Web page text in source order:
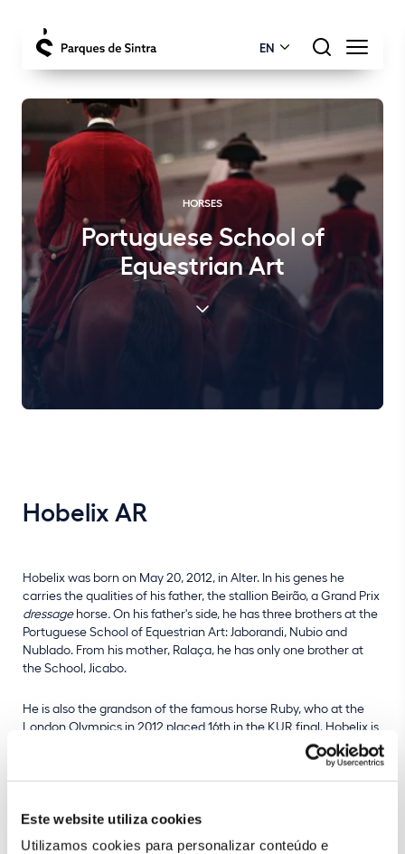
Este website utiliza cookies
Utilizamos cookies para personalizar conteúdo e
EN
HORSES
Portuguese School of
Equestrian Art
Hobelix AR
Hobelix was born on May 20, 2012, in Alter. In his genes he
carries the qualities of his father, the stallion Beirão, a Grand Prix
dressagehorse.On his father's side, he has three brothers at the
Portuguese School of Equestrian Art: Jaborandi, Nubio and
Nublado. From his mother, Ralaça, he has only one brother at
the School, Jicabo.
He is also the grandson of the famous horse Ruby, who at the
London Olympics in 2012 placed 16th in the KUR final. Hobelix is
a fine horse, sensitive according to the reactions shown when
being offered help, very promising and with a special flair for the
Piaffe.
LEARN MORE